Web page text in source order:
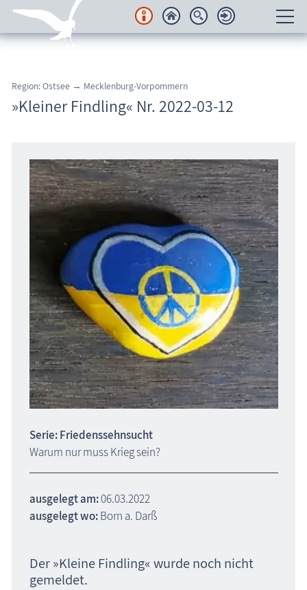
Regionales
Karten
Freizeit
Wissenswertes
Veranstaltungen
Blog
Region: Ostsee → Mecklenburg-Vorpommern
»Kleiner Findling« Nr. 2022-03-12
Serie: Friedenssehnsucht
Warum nur muss Krieg sein?
ausgelegt am:06.03.2022
ausgelegt wo:Born a. Darß
Der »Kleine Findling« wurde noch nicht
gemeldet.